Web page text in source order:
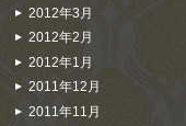
2012年3月
2012年2月
2012年1月
2011年12月
2011年11月